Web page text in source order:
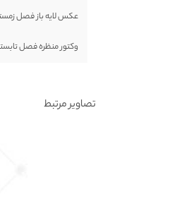
عکس لایه باز فصل
وکتور منظره فصل
تصاویر مرتبط